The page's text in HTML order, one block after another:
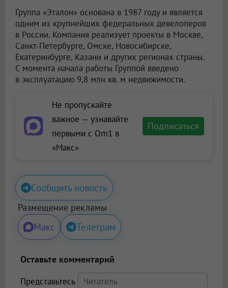
Группа «Эталон» основана в 1987 году и является
одним из крупнейших федеральных девелоперов
в России. Компания реализует проекты в Москве,
Санкт-Петербурге, Омске, Новосибирске,
Екатеринбурге, Казани и других регионах страны.
С момента начала работы Группой введено
в эксплуатацию 9,8 млн кв. м недвижимости.
Не пропускайте
важное — узнавайте
первыми с Om1 в
«Макс»
Подписаться
Сообщить новость
Размещение рекламы
Макс Телеграм
Оставьте комментарий
Представьтесь